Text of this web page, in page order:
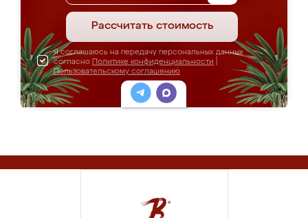
Рассчитать стоимость
Я соглашаюсь на передачу персональных данных
согласно Политике конфиденциальности
Пользовательскому соглашению